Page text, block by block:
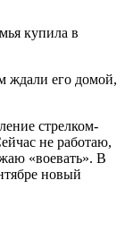
купила в
ждали его домой,
стрелком-
не работаю,
«воевать». В
новый